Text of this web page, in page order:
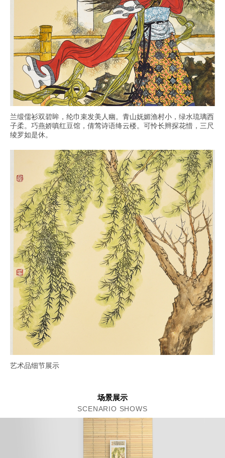
兰缎儒衫双碧眸，纶巾束发美人幽。青山妩媚渔村小，绿水琉璃西
子柔。巧燕娇嗔红豆馆，倩莺诗语绛云楼。可怜长辫探花惜，三尺
绫罗如是休。
艺术品细节展示
场景展示
SCENARIO SHOWS